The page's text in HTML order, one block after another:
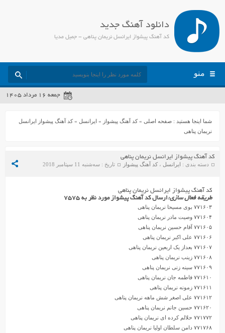
دانلود آهنگ جدید
کد آهنگ پیشواز ایرانسل نریمان پناهی - جمیل مدیا
منو
جمعه ۱۶ مرداد ۱۴۰۵
شما اینجا هستید :صفحه اصلی »کد آهنگ پیشواز » ایرانسل »کد آهنگ پیشواز ایرانسل
نریمان پناهی
کد آهنگ پیشواز ایرانسل نریمان پناهی
دسته بندی : ایرانسل ،کد آهنگ پیشواز تاریخ : سه‌شنبه 11 سپتامبر 2018
کد آهنگ پیشواز ایرانسل نریمان پناهی
طریقه فعال سازی:ارسال کد آهنگ پیشواز مورد نظر به ۷۵۷۵
۷۷۱۶۰۳ بوی مسیحا نریمان پناهی
۷۷۱۶۰۴ وصیت مادر نریمان پناهی
۷۷۱۶۰۵ آقام حسین نریمان پناهی
۷۷۱۶۰۶ علی اکبر نریمان پناهی
۷۷۱۶۰۷ بعداز یک اربعین نریمان پناهی
۷۷۱۶۰۸ زینب نریمان پناهی
۷۷۱۶۰۹ سینه زنی نریمان پناهی
۷۷۱۶۱۰ فاطمه جان نریمان پناهی
۷۷۱۶۱۱ زمونه نریمان پناهی
۷۷۱۶۱۲ علی اصغر شش ماهه نریمان پناهی
۷۷۱۶۲۰ حسین جانم نریمان پناهی
۷۷۱۷۷۲ حلالم کرده ای نریمان پناهی
۷۷۱۷۶۸ دامن سلطان اولیا نریمان پناهی